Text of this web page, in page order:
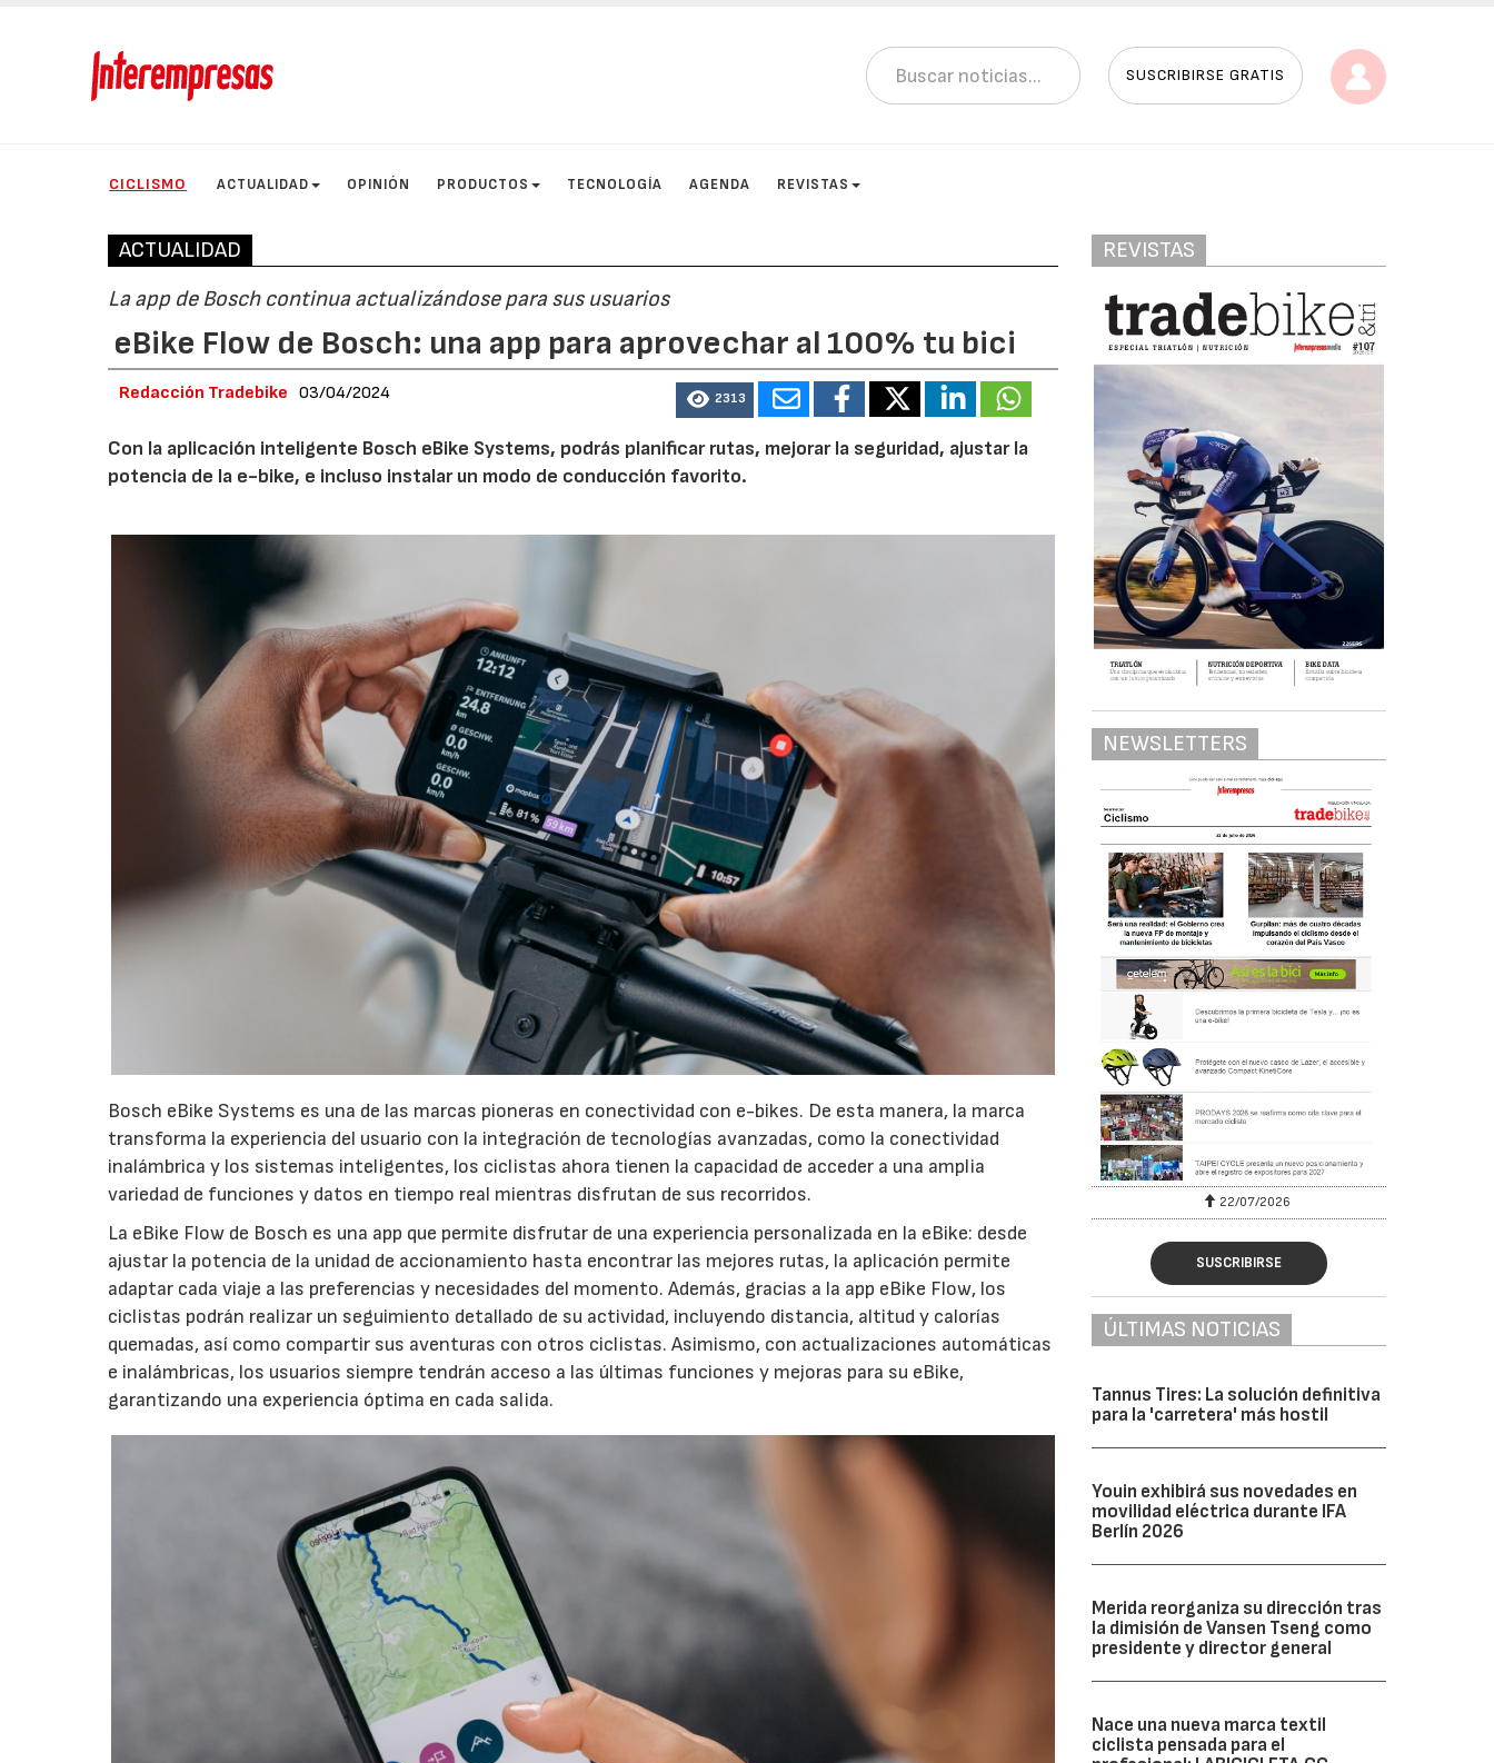
SUSCRIBIRSE GRATIS
CICLISMO ACTUALIDAD OPINIÓN PRODUCTOS TECNOLOGÍA AGENDA REVISTAS
ACTUALIDAD
La app de Bosch continua actualizándose para sus usuarios
eBike Flow de Bosch: una app para aprovechar al 100% tu bici
Redacción Tradebike 03/04/2024 2313
Con la aplicación inteligente Bosch eBike Systems, podrás planificar rutas, mejorar la seguridad, ajustar la
potencia de la e-bike, e incluso instalar un modo de conducción favorito.
Bosch eBike Systems es una de las marcas pioneras en conectividad con e-bikes. De esta manera, la marca
transforma la experiencia del usuario con la integración de tecnologías avanzadas, como la conectividad
inalámbrica y los sistemas inteligentes, los ciclistas ahora tienen la capacidad de acceder a una amplia
variedad de funciones y datos en tiempo real mientras disfrutan de sus recorridos.
La eBike Flow de Bosch es una app que permite disfrutar de una experiencia personalizada en la eBike: desde
ajustar la potencia de la unidad de accionamiento hasta encontrar las mejores rutas, la aplicación permite
adaptar cada viaje a las preferencias y necesidades del momento. Además, gracias a la app eBike Flow, los
ciclistas podrán realizar un seguimiento detallado de su actividad, incluyendo distancia, altitud y calorías
quemadas, así como compartir sus aventuras con otros ciclistas. Asimismo, con actualizaciones automáticas
e inalámbricas, los usuarios siempre tendrán acceso a las últimas funciones y mejoras para su eBike,
garantizando una experiencia óptima en cada salida.
REVISTAS
NEWSLETTERS
22/07/2026 29/07/2026
SUSCRIBIRSE
ÚLTIMAS NOTICIAS
Tannus Tires: La solución definitiva
para la 'carretera' más hostil
Youin exhibirá sus novedades en
movilidad eléctrica durante IFA
Berlín 2026
Merida reorganiza su dirección tras
la dimisión de Vansen Tseng como
presidente y director general
Nace una nueva marca textil
ciclista pensada para el